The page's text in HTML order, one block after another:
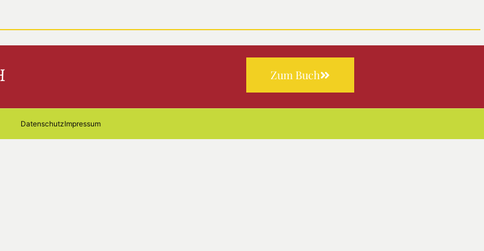
Zum Buch
DatenschutzImpressum